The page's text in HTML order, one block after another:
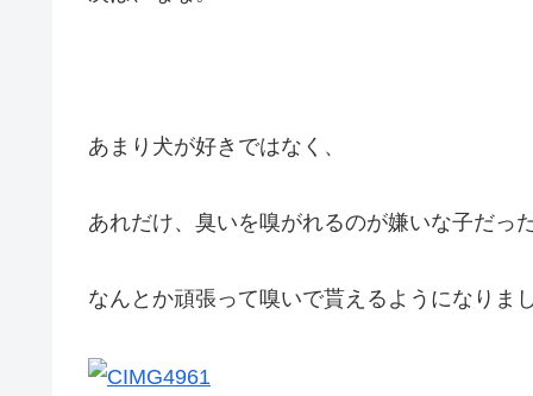
あまり犬が好きではなく、
あれだけ、臭いを嗅がれるのが嫌いな子だった
なんとか頑張って嗅いで貰えるようになりまし